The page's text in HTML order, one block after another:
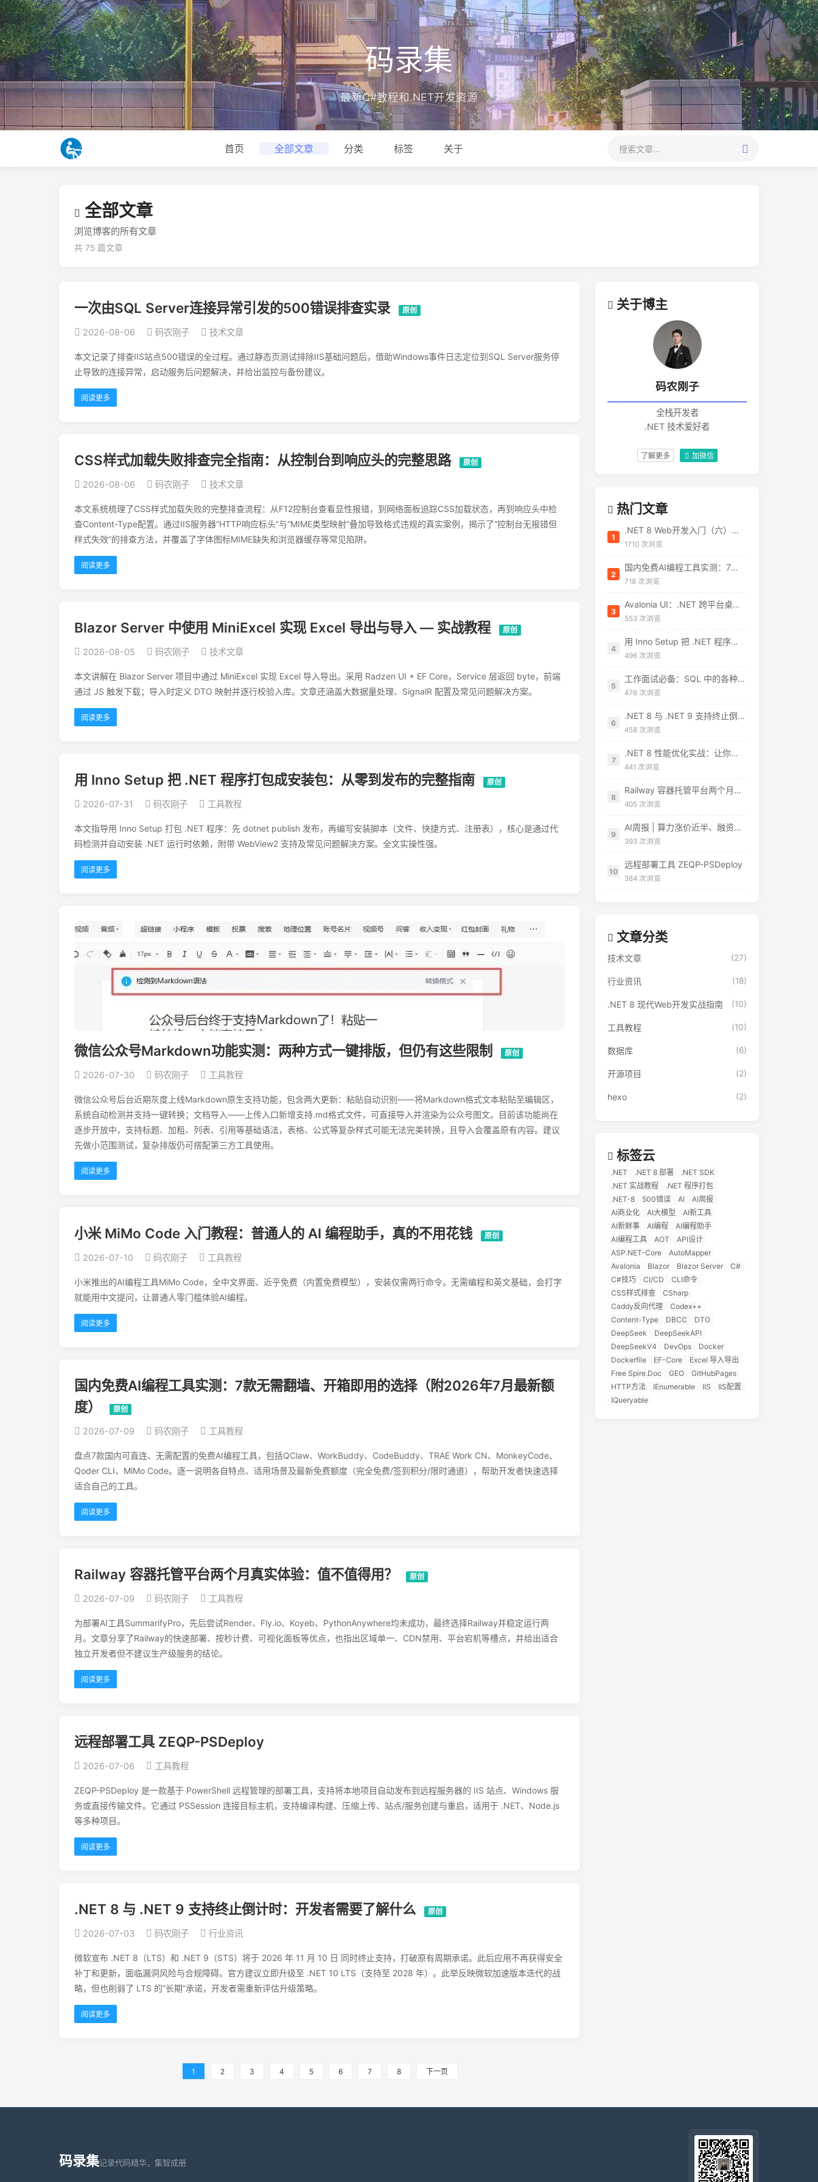
码录集
最新C#教程和.NET开发资源
首页 全部文章 分类 标签 关于
全部文章
浏览博客的所有文章
共 75 篇文章
一次由SQL Server连接异常引发的500错误排查实录 原创
2026-08-06 码农刚子 技术文章
本文记录了排查IIS站点500错误的全过程。通过静态页测试排除IIS基础问题后，借助Windows事件日志定位到SQL Server服务停
止导致的连接异常，启动服务后问题解决，并给出监控与备份建议。
阅读更多
CSS样式加载失败排查完全指南：从控制台到响应头的完整思路 原创
2026-08-06 码农刚子 技术文章
本文系统梳理了CSS样式加载失败的完整排查流程：从F12控制台查看显性报错，到网络面板追踪CSS加载状态，再到响应头中检
查Content-Type配置。通过IIS服务器“HTTP响应标头”与“MIME类型映射”叠加导致格式违规的真实案例，揭示了“控制台无报错但
样式失效”的排查方法，并覆盖了字体图标MIME缺失和浏览器缓存等常见陷阱。
阅读更多
Blazor Server 中使用 MiniExcel 实现 Excel 导出与导入 — 实战教程 原创
2026-08-05 码农刚子 技术文章
本文讲解在 Blazor Server 项目中通过 MiniExcel 实现 Excel 导入导出。采用 Radzen UI + EF Core，Service 层返回 byte，前端
通过 JS 触发下载；导入时定义 DTO 映射并逐行校验入库。文章还涵盖大数据量处理、SignalR 配置及常见问题解决方案。
阅读更多
用 Inno Setup 把 .NET 程序打包成安装包：从零到发布的完整指南 原创
2026-07-31 码农刚子 工具教程
本文指导用 Inno Setup 打包 .NET 程序：先 dotnet publish 发布，再编写安装脚本（文件、快捷方式、注册表），核心是通过代
码检测并自动安装 .NET 运行时依赖，附带 WebView2 支持及常见问题解决方案。全文实操性强。
阅读更多
微信公众号Markdown功能实测：两种方式一键排版，但仍有这些限制 原创
2026-07-30 码农刚子 工具教程
微信公众号后台近期灰度上线Markdown原生支持功能，包含两大更新：粘贴自动识别——将Markdown格式文本粘贴至编辑区，
系统自动检测并支持一键转换；文档导入——上传入口新增支持.md格式文件，可直接导入并渲染为公众号图文。目前该功能尚在
逐步开放中，支持标题、加粗、列表、引用等基础语法，表格、公式等复杂样式可能无法完美转换，且导入会覆盖原有内容。建议
先做小范围测试，复杂排版仍可搭配第三方工具使用。
阅读更多
小米 MiMo Code 入门教程：普通人的 AI 编程助手，真的不用花钱 原创
2026-07-10 码农刚子 工具教程
小米推出的AI编程工具MiMo Code，全中文界面、近乎免费（内置免费模型），安装仅需两行命令。无需编程和英文基础，会打字
就能用中文提问，让普通人零门槛体验AI编程。
阅读更多
国内免费AI编程工具实测：7款无需翻墙、开箱即用的选择（附2026年7月最新额
度）
原创
2026-07-09 码农刚子 工具教程
盘点7款国内可直连、无需配置的免费AI编程工具，包括QClaw、WorkBuddy、CodeBuddy、TRAE Work CN、MonkeyCode、
Qoder CLI、MiMo Code。逐一说明各自特点、适用场景及最新免费额度（完全免费/签到积分/限时通道），帮助开发者快速选择
适合自己的工具。
阅读更多
Railway 容器托管平台两个月真实体验：值不值得用？ 原创
2026-07-09 码农刚子 工具教程
为部署AI工具SummarifyPro，先后尝试Render、Fly.io、Koyeb、PythonAnywhere均未成功，最终选择Railway并稳定运行两
月。文章分享了Railway的快速部署、按秒计费、可视化面板等优点，也指出区域单一、CDN禁用、平台宕机等槽点，并给出适合
独立开发者但不建议生产级服务的结论。
阅读更多
远程部署工具 ZEQP-PSDeploy
2026-07-06 工具教程
ZEQP-PSDeploy 是一款基于 PowerShell 远程管理的部署工具，支持将本地项目自动发布到远程服务器的 IIS 站点、Windows 服
务或直接传输文件。它通过 PSSession 连接目标主机，支持编译构建、压缩上传、站点/服务创建与重启，适用于 .NET、Node.js
等多种项目。
阅读更多
.NET 8 与 .NET 9 支持终止倒计时：开发者需要了解什么 原创
2026-07-03 码农刚子 行业资讯
微软宣布 .NET 8（LTS）和 .NET 9（STS）将于 2026 年 11 月 10 日 同时终止支持，打破原有周期承诺。此后应用不再获得安全
补丁和更新，面临漏洞风险与合规障碍。官方建议立即升级至 .NET 10 LTS（支持至 2028 年）。此举反映微软加速版本迭代的战
略，但也削弱了 LTS 的“长期”承诺，开发者需重新评估升级策略。
阅读更多
1 2 3 4 5 6 7 8 下一页
关于博主
码农刚子
全栈开发者
.NET 技术爱好者
了解更多 加微信
热门文章
1
.NET 8 Web开发入门（六）：Blazor 全栈开发——告别 JavaScript 焦虑
1710 次浏览
2
国内免费AI编程工具实测：7款无需翻墙、开箱即用的选择（附2026年7月最新额度）
718 次浏览
3
Avalonia UI：.NET 跨平台桌面开发的“真香”选择
553 次浏览
4
用 Inno Setup 把 .NET 程序打包成安装包：从零到发布的完整指南
496 次浏览
5
工作面试必备：SQL 中的各种连接 JOIN 区别总结
476 次浏览
6
.NET 8 与 .NET 9 支持终止倒计时：开发者需要了解什么
458 次浏览
7
.NET 8 性能优化实战：让你的应用起飞
441 次浏览
8
Railway 容器托管平台两个月真实体验：值不值得用？
405 次浏览
9
AI周报 | 算力涨价近半、融资965亿、AI开始像真人员工
393 次浏览
10
远程部署工具 ZEQP-PSDeploy
384 次浏览
文章分类
技术文章 (27)
行业资讯 (18)
.NET 8 现代Web开发实战指南 (10)
工具教程 (10)
数据库 (6)
开源项目 (2)
hexo (2)
标签云
.NET .NET 8 部署
.NET SDK
.NET 实战教程
.NET 程序打包
.NET-8
500错误 AI
AI周报
AI商业化
AI大模型
AI新工具
AI新鲜事
AI编程
AI编程助手
AI编程工具
AOT
API设计
ASP.NET-Core
AutoMapper
Avalonia
Blazor Blazor Server
C#
C#技巧
CI/CD
CLI命令
CSS样式排查
CSharp
Caddy反向代理
Codex++
Content-Type
DBCC
DTO
DeepSeek
DeepSeekAPI
DeepSeekV4
DevOps
Docker
Dockerfile
EF-Core
Excel 导入导出
Free Spire.Doc
GEO
GitHubPages
HTTP方法
IEnumerable IIS
IIS配置
IQueryable
码录集记录代码精华，集智成册